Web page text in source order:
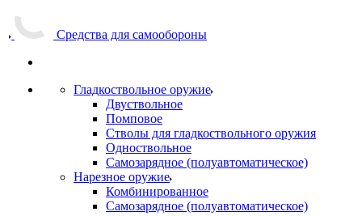
Средства для самообороны
Гладкоствольное оружие
Двуствольное
Помповое
Стволы для гладкоствольного оружия
Одноствольное
Самозарядное (полуавтоматическое)
Нарезное оружие
Комбинированное
Самозарядное (полуавтоматическое)